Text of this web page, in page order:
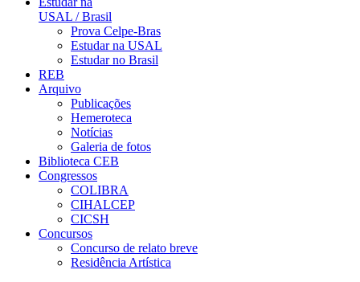
USAL / Brasil
Prova Celpe-Bras
Estudar na USAL
Estudar no Brasil
REB
Arquivo
Publicações
Hemeroteca
Notícias
Galeria de fotos
Biblioteca CEB
Congressos
COLIBRA
CIHALCEP
CICSH
Concursos
Concurso de relato breve
Residência Artística